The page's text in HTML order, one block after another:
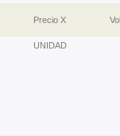
Precio X
UNIDAD